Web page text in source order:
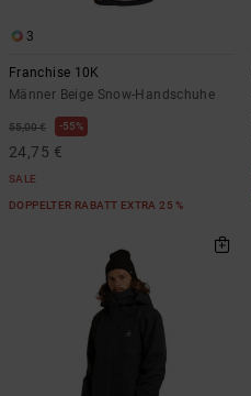
3
Franchise 10K
Männer Beige Snow-Handschuhe
55,00 € 55%
24,75 €
SALE
DOPPELTER RABATT EXTRA 25 %